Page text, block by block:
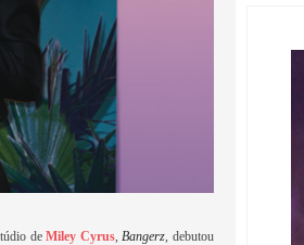
deMiley Cyrus, Bangerz , debutou